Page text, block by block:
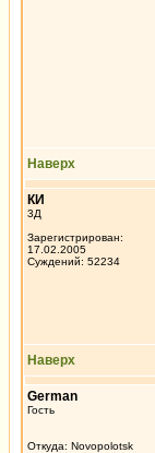
Наверх
КИ
3Д
Зарегистрирован:
17.02.2005
Суждений: 52234
Наверх
German
Гость
Откуда: Novopolotsk